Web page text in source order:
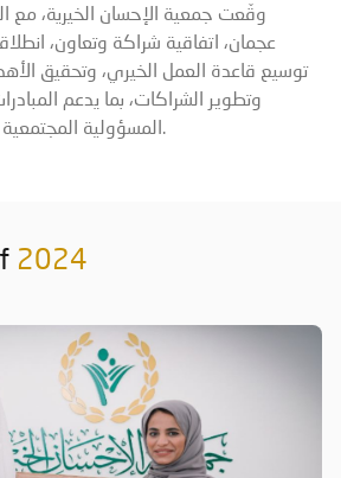
وقّعت جمعية الإحسان الخيرية، مع
عجمان، اتفاقية شراكة وتعاون،
توسيع قاعدة العمل الخيري، وتحقيق
وتطوير الشراكات، بما يدعم
المسؤولية المجتمعية في إمارة عجمان.
2024